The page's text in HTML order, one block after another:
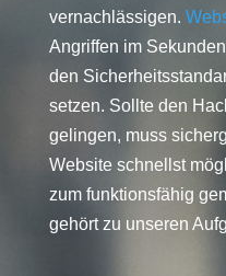
vernachlässigen.
Angriffen im
den
setzen. Sollte den
gelingen, muss
Website schnellst
zum funktionsfähig
gehört zu unseren